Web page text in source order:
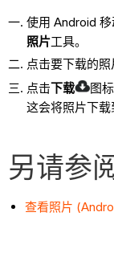
使用 Android
照片工具。
点击要下载的照
点击下载
图标
这会将照片下载
另请参
查看照片